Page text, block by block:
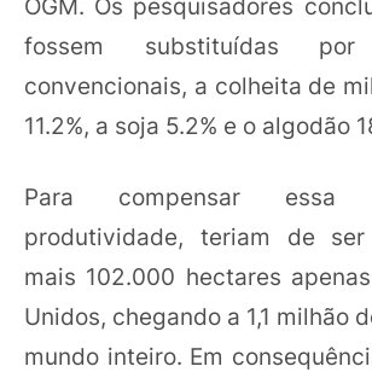
fossem substituídas por
convencionais, a colheita de
11.2%, a soja 5.2% e o algodão
Para compensar
produtividade, teriam de ser
mais 102.000 hectares
Unidos, chegando a 1,1 milhão
mundo inteiro. Em